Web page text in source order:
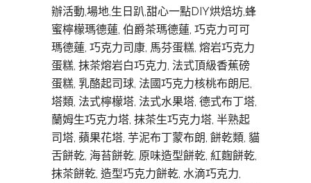
辦活動,場地,生日趴,甜心一點DIY烘焙坊,蜂
蜜檸檬瑪德蓮, 伯爵茶瑪德蓮, 巧克力可可
瑪德蓮, 巧克力司康, 馬芬蛋糕, 熔岩巧克力
蛋糕, 抹茶熔岩白巧克力, 法式頂級香蕉磅
蛋糕, 乳酪起司球, 法國巧克力核桃布朗尼,
塔類, 法式檸檬塔, 法式水果塔, 德式布丁塔,
蘭姆生巧克力塔, 抹茶生巧克力塔, 半熟起
司塔, 蘋果花塔, 芋泥布丁蒙布朗, 餅乾類, 貓
舌餅乾, 海苔餅乾, 原味造型餅乾, 紅麴餅乾,
抹茶餅乾, 造型巧克力餅乾, 水滴巧克力,